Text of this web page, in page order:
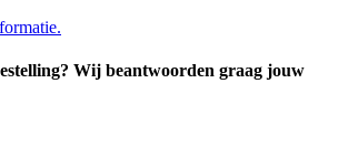
Wij beantwoorden graag jouw